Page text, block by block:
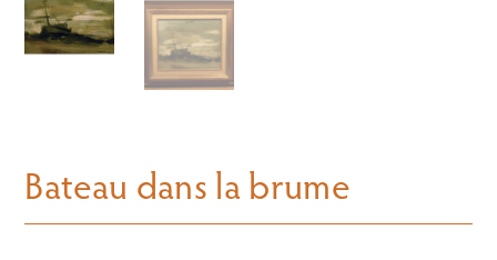
Bateau dans la brume